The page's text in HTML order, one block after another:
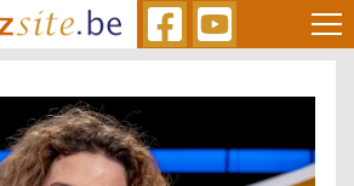
Skip
to
content